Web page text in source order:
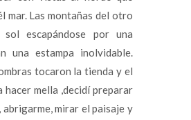
mar. Las montañas del otro
escapándose por una
una estampa inolvidable.
tocaron la tienda y el
hacer mella ,decidí preparar
abrigarme, mirar el paisaje y